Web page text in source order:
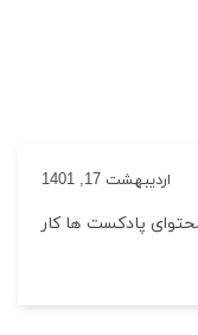
17, 1401
ها کار